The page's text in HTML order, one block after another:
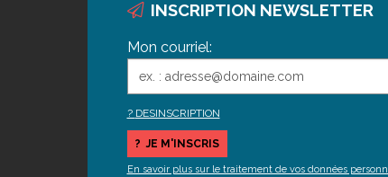
INSCRIPTION NEWSLETTER
Mon courriel:
DESINSCRIPTION
En savoir plus sur le traitement de vos données